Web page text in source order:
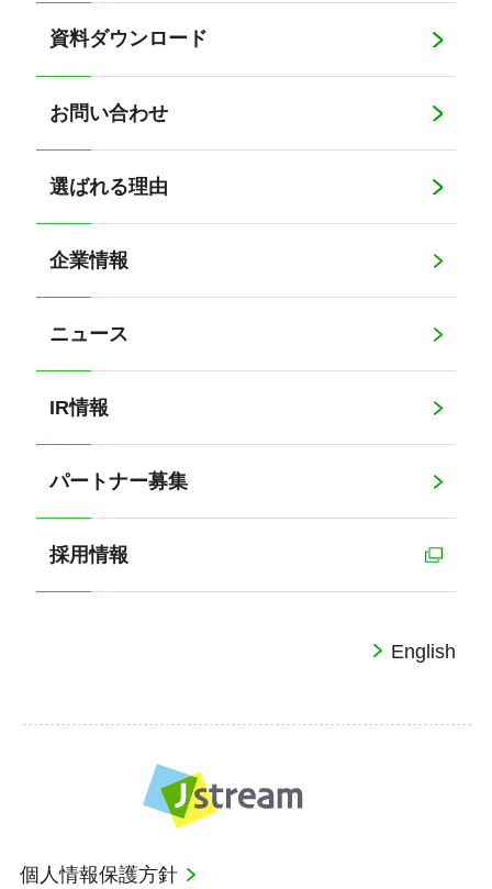
資料ダウンロード
お問い合わせ
選ばれる理由
企業情報
ニュース
IR情報
パートナー募集
採用情報
English
個人情報保護方針